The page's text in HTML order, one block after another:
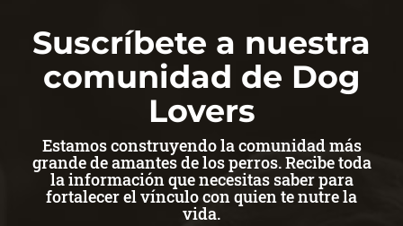
Suscríbete a nuestra
comunidad de Dog
Lovers
Estamos construyendo la comunidad más
grande de amantes de los perros. Recibe toda
la información que necesitas saber para
fortalecer el vínculo con quien te nutre la
vida.